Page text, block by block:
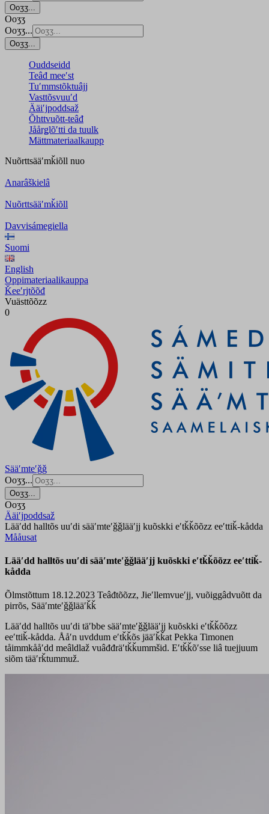
Ooʒʒ...
Ooʒʒ
Ooʒʒ...
Ooʒʒ...
Ouddseidd
Teâđ meeʹst
Tuʹmmstõktuâjj
Vasttõsvuuʹd
Ääiʹjpoddsaž
Õhttvuõtt-teâđ
Jåårǥlõʹtti da tuulk
Mättmateriaalkaupp
Nuõrttsääʹmǩiõll nuo
Anarâškielâ
Nuõrttsääʹmǩiõll
Davvisámegiella
Suomi
English
Oppimateriaalikauppa
Ǩeeʹrjtõõđ
Vuästtõõzz
0
Sääʹmteʹǧǧ
Ooʒʒ...
Ooʒʒ...
Ooʒʒ
Ääiʹjpoddsaž
Lääʹdd halltõs uuʹdi sääʹmteʹǧǧlääʹjj kuõskki eʹtǩǩõõzz eeʹttiǩ-kådda
Mååusat
Lääʹdd halltõs uuʹdi sääʹmteʹǧǧlääʹjj kuõskki eʹtǩǩõõzz eeʹttiǩ-
kådda
Õlmstõttum 18.12.2023 Teâđtõõzz, Jieʹllemvueʹjj, vuõiggâdvuõtt da
pirrõs, Sääʹmteʹǧǧlääʹǩǩ
Lääʹdd halltõs uuʹdi täʹbbe sääʹmteʹǧǧlääʹjj kuõskki eʹtǩǩõõzz
eeʹttiǩ-kådda. Ååʹn uvddum eʹtǩǩõs jääʹǩǩat Pekka Timonen
tåimmkååʹdd meâldlaž vuâđđräʹtǩǩummšid. Eʹtǩǩõʹsse liâ tuejjuum
siõm tääʹrǩtummuž.